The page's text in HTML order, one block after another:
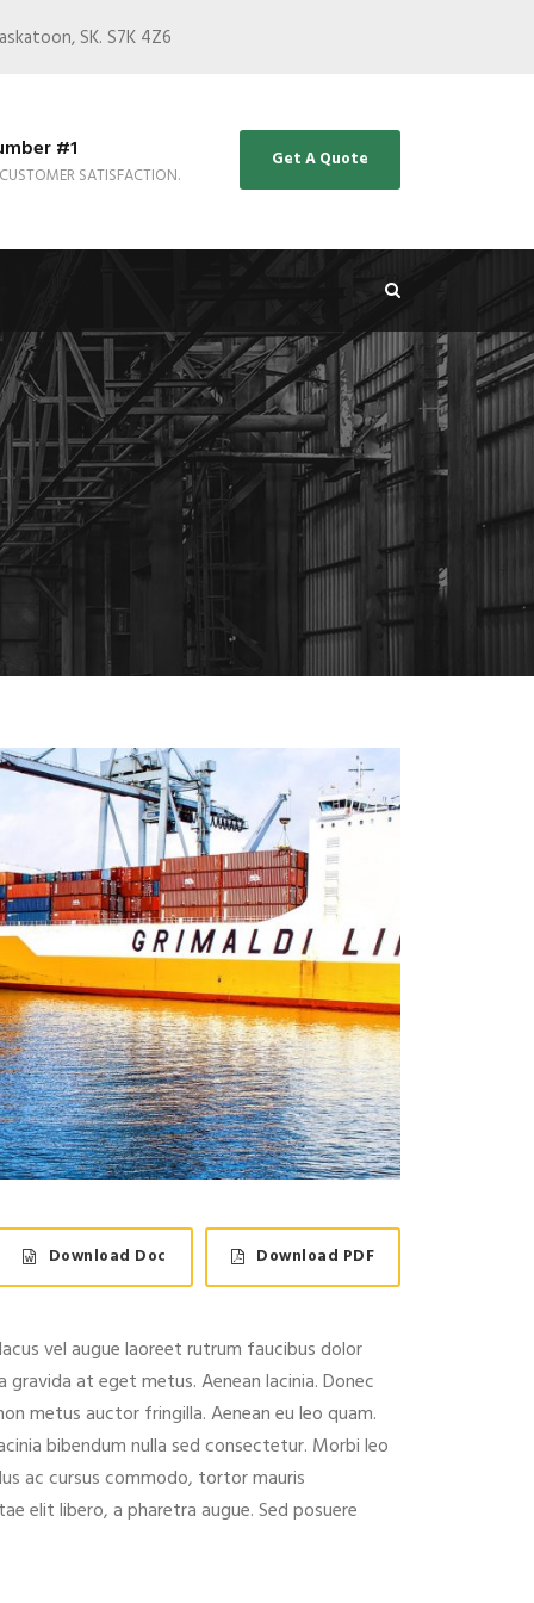
SK. S7K 4Z6
#1
SATISFACTION.
Get A Quote
Download Doc Download PDF
vel augue laoreet rutrum faucibus dolor
at eget metus. Aenean lacinia. Donec
metus auctor fringilla. Aenean eu leo quam.
bibendum nulla sed consectetur. Morbi leo
ac cursus commodo, tortor mauris
elit libero, a pharetra augue. Sed posuere